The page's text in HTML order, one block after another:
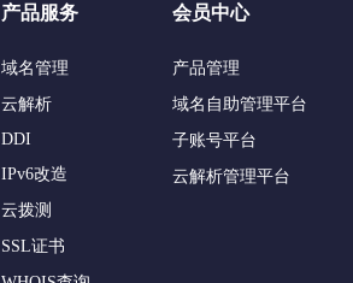
产品服务
域名管理
云解析
DDI
IPv6改造
云拨测
SSL证书
会员中心
产品管理
域名自助管理平台
子账号平台
云解析管理平台